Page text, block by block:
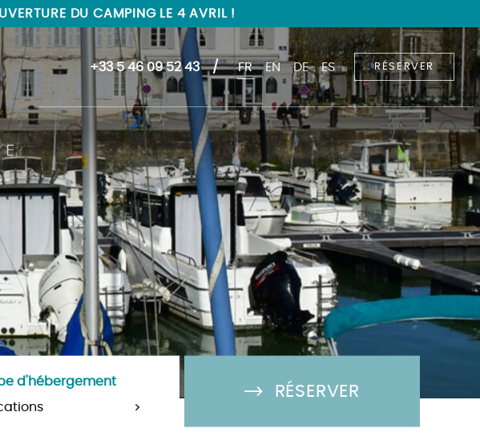
DU CAMPING LE 4 AVRIL !
+33 5 46 09 52 43 FR EN DE ES RÉSERVER
d'hébergement
>
RÉSERVER